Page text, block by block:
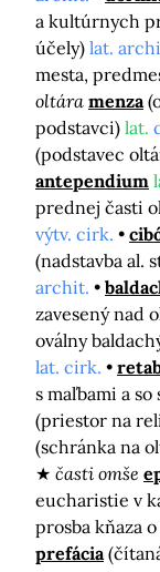
a kultúrnych
účely) lat.
mesta,
oltára menza
podstavci) lat.
(podstavec
antependium
prednej časti
výtv. cirk.
(nadstavba al.
archit.
zavesený nad
oválny
lat. cirk.
s maľbami a so
(priestor na
(schránka na
časti omše
eucharistie v
prosba kňaza
prefácia